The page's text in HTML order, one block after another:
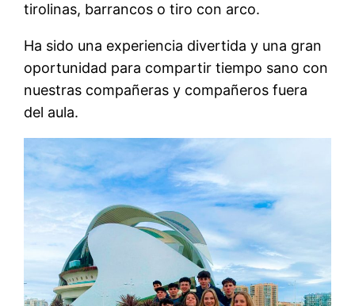
tirolinas, barrancos o tiro con arco.
Ha sido una experiencia divertida y una gran
oportunidad para compartir tiempo sano con
nuestras compañeras y compañeros fuera
del aula.